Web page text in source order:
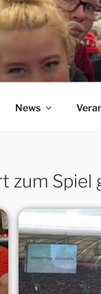
Homepage des
News
zum Spiel